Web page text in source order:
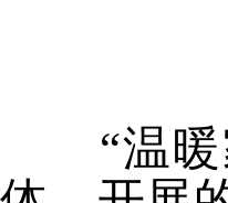
“温暖家